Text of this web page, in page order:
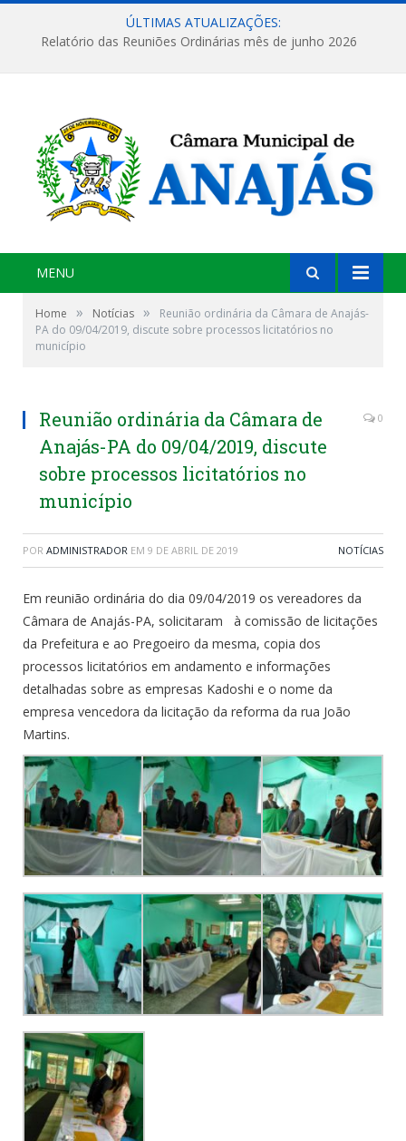
ÚLTIMAS ATUALIZAÇÕES:
Relatório das Reuniões Ordinárias mês de junho 2026
MENU
Home » Notícias »
Reunião ordinária da Câmara de Anajás-
PA do 09/04/2019, discute sobre processos licitatórios no
município
Reunião ordinária da Câmara de
Anajás-PA do 09/04/2019, discute
sobre processos licitatórios no
município
0
POR ADMINISTRADOR EM 9 DE ABRIL DE 2019 NOTÍCIAS
Em reunião ordinária do dia 09/04/2019 os vereadores da
Câmara de Anajás-PA, solicitaram à comissão de licitações
da Prefeitura e ao Pregoeiro da mesma, copia dos
processos licitatórios em andamento e informações
detalhadas sobre as empresas Kadoshi e o nome da
empresa vencedora da licitação da reforma da rua João
Martins.